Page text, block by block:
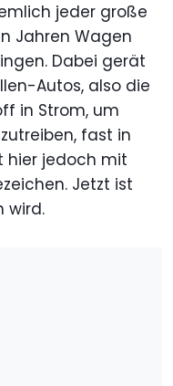
jeder große
Jahren Wagen
Dabei gerät
Autos, also die
in Strom, um
fast in
hier jedoch mit
Jetzt ist
wird.